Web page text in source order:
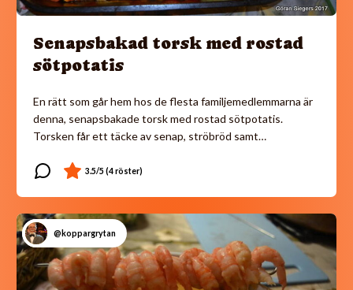
Senapsbakad torsk med rostad
sötpotatis
En rätt som går hem hos de flesta familjemedlemmarna är
denna, senapsbakade torsk med rostad sötpotatis.
Torsken får ett täcke av senap, ströbröd samt…
@koppargrytan